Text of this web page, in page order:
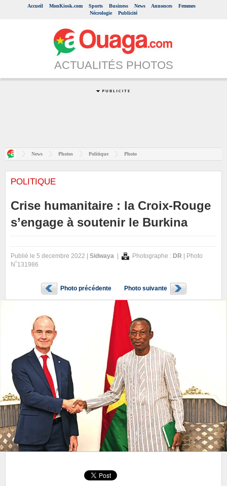
Accueil MonKiosk.com Sports Business News Annonces
Femmes
Nécrologie
Publicité
ACTUALITÉS PHOTOS
News Photos Politique Photo
POLITIQUE
Crise humanitaire : la Croix-Rouge
s’engage à soutenir le Burkina
Publié le 5 decembre 2022 | Sidwaya Photographe : DR | Photo
N˚131986
Photo précédente Photo suivante